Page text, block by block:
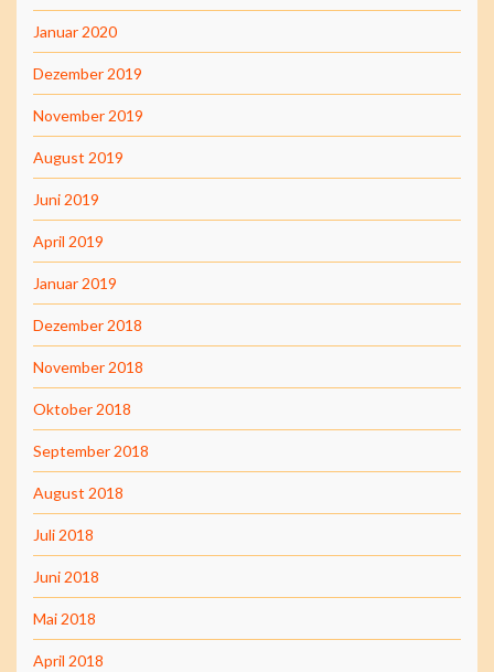
Januar 2020
Dezember 2019
November 2019
August 2019
Juni 2019
April 2019
Januar 2019
Dezember 2018
November 2018
Oktober 2018
September 2018
August 2018
Juli 2018
Juni 2018
Mai 2018
April 2018